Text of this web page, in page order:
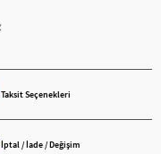
Taksit Seçenekleri
İptal / İade / Değişim